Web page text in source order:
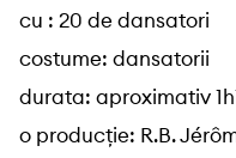
cu : 20 de dansatori
costume: dansatorii
durata: aproximativ
o producție: R.B.